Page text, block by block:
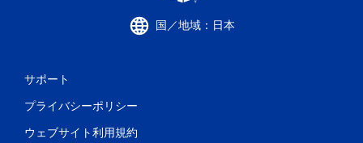
国／地域：日本
サポート
プライバシーポリシー
ウェブサイト利用規約